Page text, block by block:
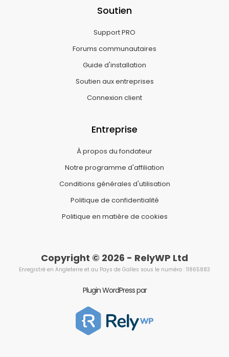
Soutien
Support PRO
Forums communautaires
Guide d'installation
Soutien aux entreprises
Connexion client
Entreprise
À propos du fondateur
Notre programme d'affiliation
Conditions générales d'utilisation
Politique de confidentialité
Politique en matière de cookies
Copyright © 2026 - RelyWP Ltd
Enregistré en Angleterre et au Pays de Galles sous le numéro : 11865883
Plugin WordPress par